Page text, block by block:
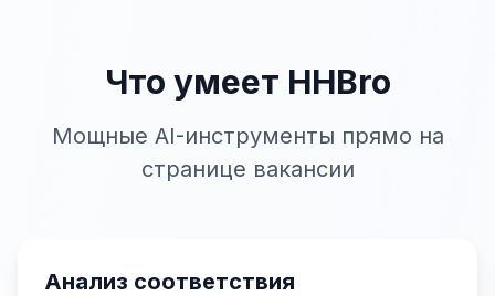
Что умеет HHBro
Мощные AI-инструменты прямо на
странице вакансии
Анализ соответствия